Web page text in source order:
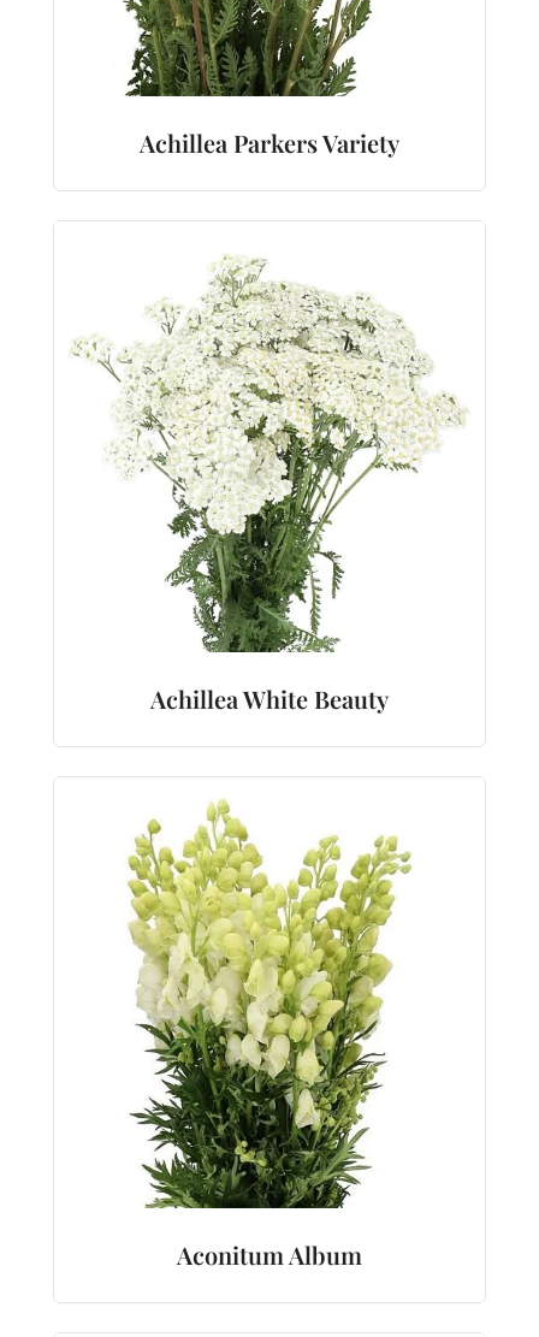
Achillea Parkers Variety
Achillea White Beauty
Aconitum Album